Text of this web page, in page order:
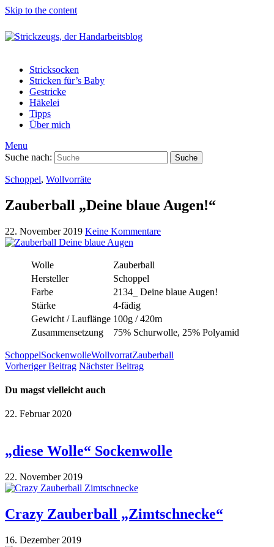
Skip to the content
Stricksocken
Stricken für’s Baby
Gestricke
Häkelei
Tipps
Über mich
Menu
Suche nach:
Suche
Schoppel, Wollvorräte
Zauberball „Deine blaue Augen!“
22. November 2019 Keine Kommentare
Wolle
Zauberball
Hersteller
Schoppel
Farbe
2134_ Deine blaue Augen!
Stärke
4-fädig
Gewicht / Lauflänge 100g / 420m
Zusammensetzung
75% Schurwolle, 25% Polyamid
SchoppelSockenwolleWollvorratZauberball
Vorheriger Beitrag Nächster Beitrag
Du magst vielleicht auch
22. Februar 2020
„diese Wolle“ Sockenwolle
22. November 2019
Crazy Zauberball „Zimtschnecke“
16. Dezember 2019